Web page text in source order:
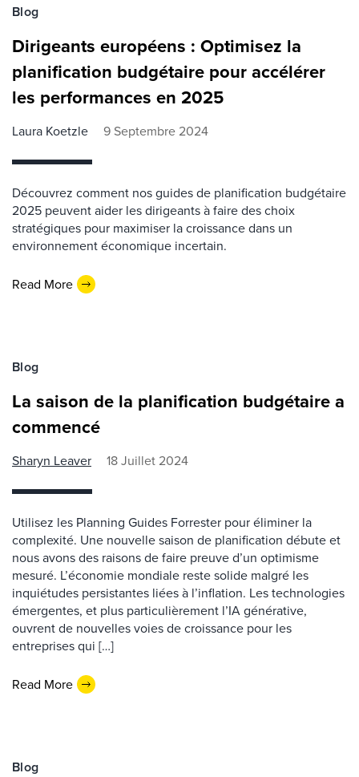
Blog
Dirigeants européens : Optimisez la
planification budgétaire pour accélérer
les performances en 2025
Laura Koetzle 9 Septembre 2024
Découvrez comment nos guides de planification budgétaire
2025 peuvent aider les dirigeants à faire des choix
stratégiques pour maximiser la croissance dans un
environnement économique incertain.
Read More
Blog
La saison de la planification budgétaire a
commencé
Sharyn Leaver 18 Juillet 2024
Utilisez les Planning Guides Forrester pour éliminer la
complexité. Une nouvelle saison de planification débute et
nous avons des raisons de faire preuve d’un optimisme
mesuré. L’économie mondiale reste solide malgré les
inquiétudes persistantes liées à l’inflation. Les technologies
émergentes, et plus particulièrement l’IA générative,
ouvrent de nouvelles voies de croissance pour les
entreprises qui […]
Read More
Blog